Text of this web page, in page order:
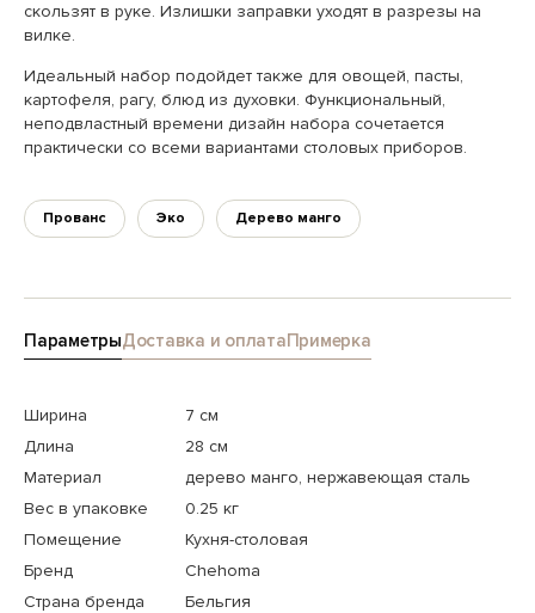
скользят в руке. Излишки заправки уходят в разрезы на
вилке.
Идеальный набор подойдет также для овощей, пасты,
картофеля, рагу, блюд из духовки. Функциональный,
неподвластный времени дизайн набора сочетается
практически со всеми вариантами столовых приборов.
Прованс Эко Дерево манго
ПараметрыДоставка и оплатаПримерка
Ширина
7 см
Длина
28 см
Материал
дерево манго, нержавеющая сталь
Вес в упаковке
0.25 кг
Помещение
Кухня-столовая
Бренд
Chehoma
Страна бренда
Бельгия